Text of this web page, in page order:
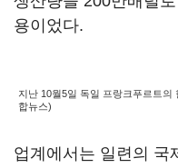
용이었다.
지난 10월5일 독일 프랑크푸르트의
합뉴스)
업계에서는 일련의 국